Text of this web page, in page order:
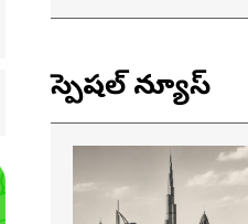
స్పెషల్ న్యూస్